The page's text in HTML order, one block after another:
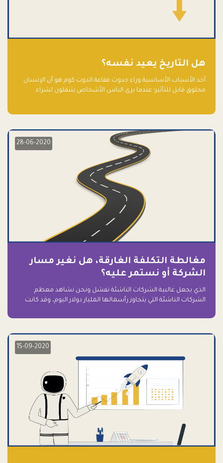
هل التاريخ يعيد نفسه؟
أحد الأسباب الأساسية وراء حدوث فقاعة الدوت كوم هو أن الإنسان
مخلوق قابل للتأثير؛ عندما يرى الناس الأشخاص يتنقلون لشراء
28-06-2020
مغالطة التكلفة الغارقة، هل نغير مسار
الشركة أو نستمر عليه؟
الذي يجعل غالبية الشركات الناشئة تفشل ونحن نشاهد معظم
الشركات الناشئة التي يتجاوز رأسمالها المليار دولار اليوم، وقد كانت
15-09-2020